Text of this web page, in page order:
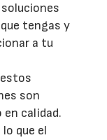
tengas y
a tu
son
calidad.
que el